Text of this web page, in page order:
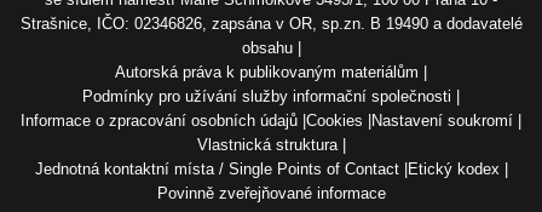
Strašnice, IČO: 02346826, zapsána v OR, sp.zn. B 19490 a dodavatelé
obsahu
Autorská práva k publikovaným materiálům
Podmínky pro užívání služby informační společnosti
Informace o zpracování osobních údajů Cookies
Nastavení soukromí
Vlastnická struktura
Jednotná kontaktní místa / Single Points of Contact
Etický kodex
Povinně zveřejňované informace